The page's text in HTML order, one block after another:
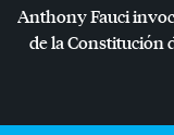
Anthony Fauci
de la Constitución